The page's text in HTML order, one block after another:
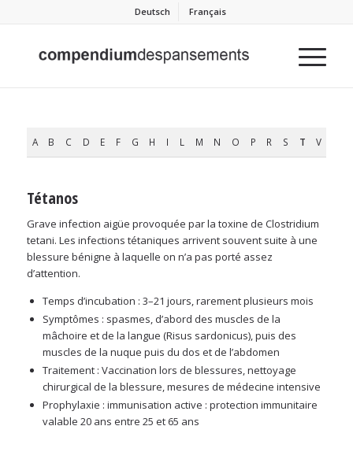
Deutsch Français
A B C D E F G H I L M N O P R S T V
Tétanos
Grave infection aigüe provoquée par la toxine de Clostridium
tetani. Les infections tétaniques arrivent souvent suite à une
blessure bénigne à laquelle on n’a pas porté assez
d’attention.
Temps d’incubation : 3–21 jours, rarement plusieurs mois
Symptômes : spasmes, d’abord des muscles de la
mâchoire et de la langue (Risus sardonicus), puis des
muscles de la nuque puis du dos et de l’abdomen
Traitement : Vaccination lors de blessures, nettoyage
chirurgical de la blessure, mesures de médecine intensive
Prophylaxie : immunisation active : protection immunitaire
valable 20 ans entre 25 et 65 ans